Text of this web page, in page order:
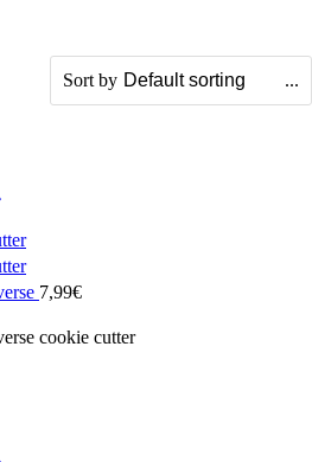
Sort by ...
7,99€
cookie cutter